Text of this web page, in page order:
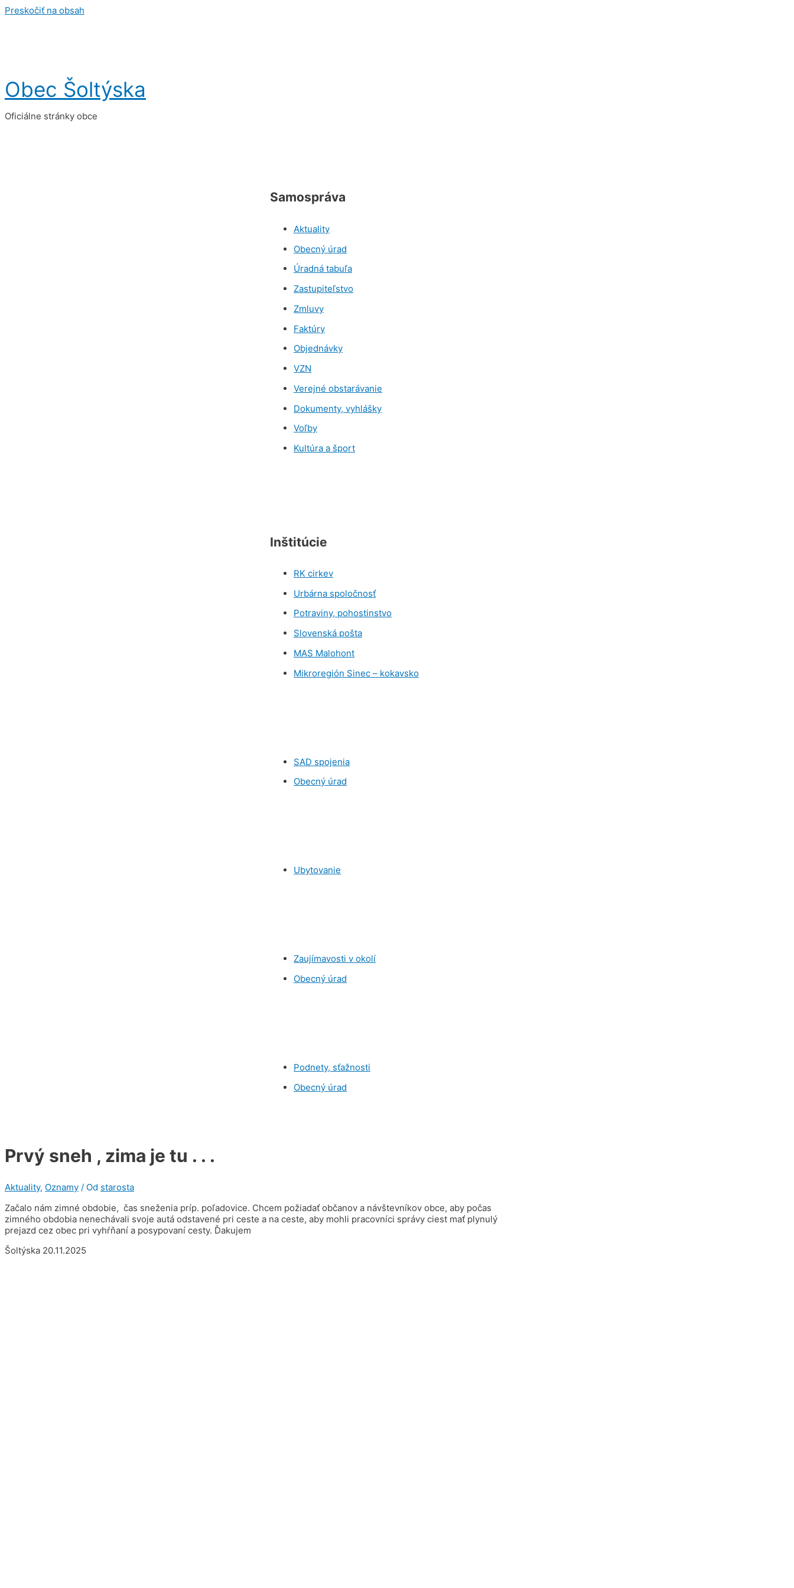
Preskočiť na obsah
Obec Šoltýska
Oficiálne stránky obce
Samospráva
Aktuality
Obecný úrad
Úradná tabuľa
Zastupiteľstvo
Zmluvy
Faktúry
Objednávky
VZN
Verejné obstarávanie
Dokumenty, vyhlášky
Voľby
Kultúra a šport
Inštitúcie
RK cirkev
Urbárna spoločnosť
Potraviny, pohostinstvo
Slovenská pošta
MAS Malohont
Mikroregión Sinec – kokavsko
SAD spojenia
Obecný úrad
Ubytovanie
Zaujímavosti v okolí
Obecný úrad
Podnety, sťažnosti
Obecný úrad
Prvý sneh , zima je tu . . .
Aktuality, Oznamy / Od starosta
Začalo nám zimné obdobie, čas sneženia príp. poľadovice. Chcem požiadať občanov a návštevníkov obce, aby počas
zimného obdobia nenechávali svoje autá odstavené pri ceste a na ceste, aby mohli pracovníci správy ciest mať plynulý
prejazd cez obec pri vyhŕňaní a posypovaní cesty. Ďakujem
Šoltýska 20.11.2025